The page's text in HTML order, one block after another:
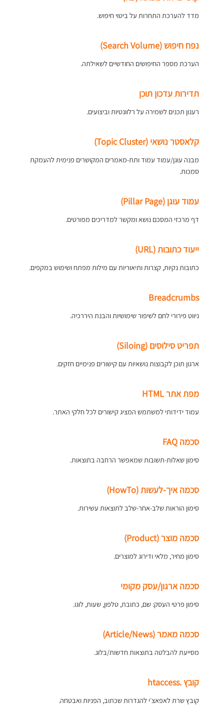
מדד להערכת התחרות על ביטוי חיפוש.
נפח חיפוש (Search Volume)
הערכת מספר החיפושים החודשיים לשאילתה.
תדירות עדכון תוכן
רענון תכנים לשמירה על רלוונטיות וביצועים.
קלאסטר נושאי (Topic Cluster)
מבנה עוגן/עמוד עמוד ותת-מאמרים המקושרים פנימית להעמקת
סמכות.
עמוד עוגן (Pillar Page)
דף מרכזי המסכם נושא ומקשר למדריכים מפורטים.
ייעוד כתובות (URL)
כתובות נקיות, קצרות ותיאוריות עם מילות מפתח ושימוש במקפים.
Breadcrumbs
ניווט פירורי לחם לשיפור שימושיות והבנת היררכיה.
תפריט סילוסים (Siloing)
ארגון תוכן לקבוצות נושאיות עם קישורים פנימיים חזקים.
מפת אתר HTML
עמוד ידידותי למשתמש המציג קישורים לכל חלקי האתר.
סכמה FAQ
סימון שאלות-תשובות שמאפשר הרחבה בתוצאות.
סכמה איך-לעשות (HowTo)
סימון הוראות שלב-אחר-שלב לתוצאות עשירות.
סכמה מוצר (Product)
סימון מחיר, מלאי ודירוג למוצרים.
סכמה ארגון/עסק מקומי
סימון פרטי העסק: שם, כתובת, טלפון, שעות, לוגו.
סכמה מאמר (Article/News)
מסייעת להבלטה בתוצאות חדשות/בלוג.
קובץ .htaccess
קובץ שרת לאפאצ׳י להגדרות שכתוב, הפניות ואבטחה.